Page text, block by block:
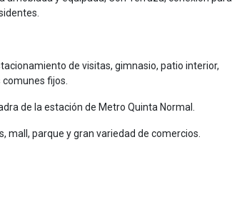
de visitas, gimnasio, patio interior,
fijos.
de la estación de Metro Quinta Normal.
mall, parque y gran variedad de comercios.